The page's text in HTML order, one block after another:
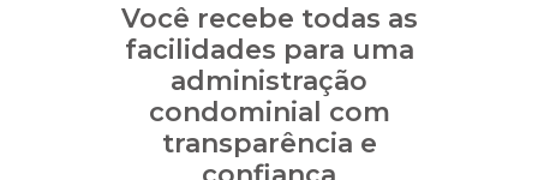
Gestão financeira completa e digital, previsão
orçamentária, cobrança a devedores e
diferenciais, como o cartão de crédito do
condomínio** e assessoria especializada para o
eSocial e a EFD-Reinf. Além disso, com o app CIPA